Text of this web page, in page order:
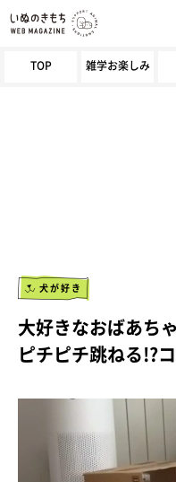
TOP 雑学お楽しみ
犬が好き
大好きなおばあち
ピチピチ跳ねる!?